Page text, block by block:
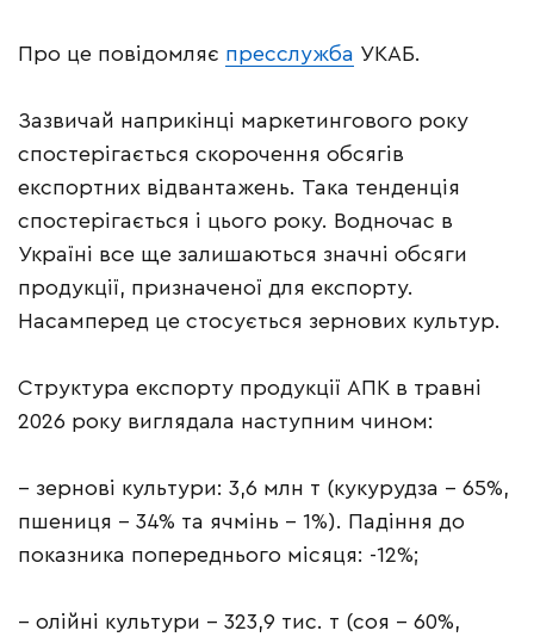
Про це повідомляє пресслужба УКАБ.
Зазвичай наприкінці маркетингового року
спостерігається скорочення обсягів
експортних відвантажень. Така тенденція
спостерігається і цього року. Водночас в
Україні все ще залишаються значні обсяги
продукції, призначеної для експорту.
Насамперед це стосується зернових культур.
Структура експорту продукції АПК в травні
2026 року виглядала наступним чином:
– зернові культури: 3,6 млн т (кукурудза – 65%,
пшениця – 34% та ячмінь – 1%). Падіння до
показника попереднього місяця: -12%;
– олійні культури – 323,9 тис. т (соя – 60%,